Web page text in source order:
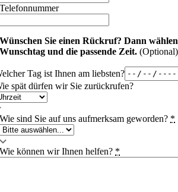
Telefonnummer
Wünschen Sie einen Rückruf? Dann
Wunschtag und die passende Zeit.(Optional)
Tag ist Ihnen am liebsten?
spät dürfen wir Sie zurückrufen?
Wie sind Sie auf uns aufmerksam geworden? *
Wie können wir Ihnen helfen? *